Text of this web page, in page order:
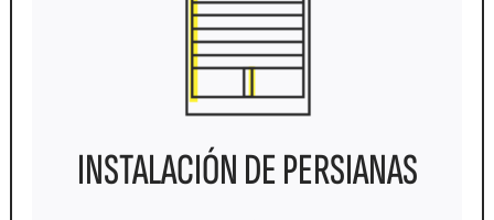
INSTALACIÓN DE PERSIANAS